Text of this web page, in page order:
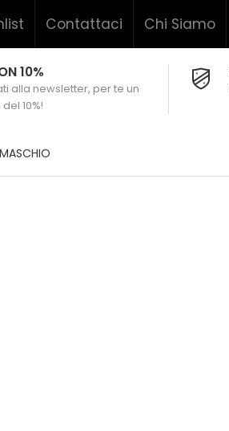
Contattaci Chi Siamo
10%
alla newsletter, per te un
10%!